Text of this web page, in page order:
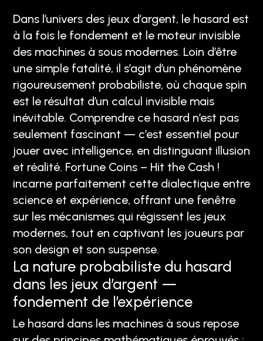
Dans l’univers des jeux d’argent, le hasard est
à la fois le fondement et le moteur invisible
des machines à sous modernes. Loin d’être
une simple fatalité, il s’agit d’un phénomène
rigoureusement probabiliste, où chaque spin
est le résultat d’un calcul invisible mais
inévitable. Comprendre ce hasard n’est pas
seulement fascinant — c’est essentiel pour
jouer avec intelligence, en distinguant illusion
et réalité. Fortune Coins – Hit the Cash !
incarne parfaitement cette dialectique entre
science et expérience, offrant une fenêtre
sur les mécanismes qui régissent les jeux
modernes, tout en captivant les joueurs par
son design et son suspense.
La nature probabiliste du hasard
dans les jeux d’argent —
fondement de l’expérience
Le hasard dans les machines à sous repose